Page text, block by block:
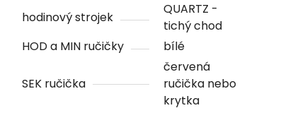
hodinový strojek
QUARTZ -
tichý chod
HOD a MIN ručičky
bílé
SEK ručička
červená
ručička nebo
krytka